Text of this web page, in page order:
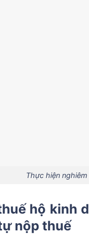
Thực hiện
hộ kinh
nộp thuế